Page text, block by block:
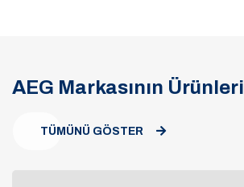
AEG Markasının Ürünleri
TÜMÜNÜ GÖSTER